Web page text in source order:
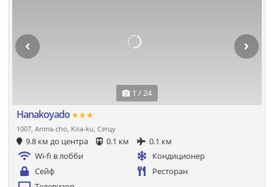
1 / 24
Hanakoyado ★★★
1007, Arima-cho, Kita-ku, Сэтцу
9.8 км до центра 0.1 км
0.1 км
Wi-fi в лобби
Кондиционер
Сейф
Ресторан